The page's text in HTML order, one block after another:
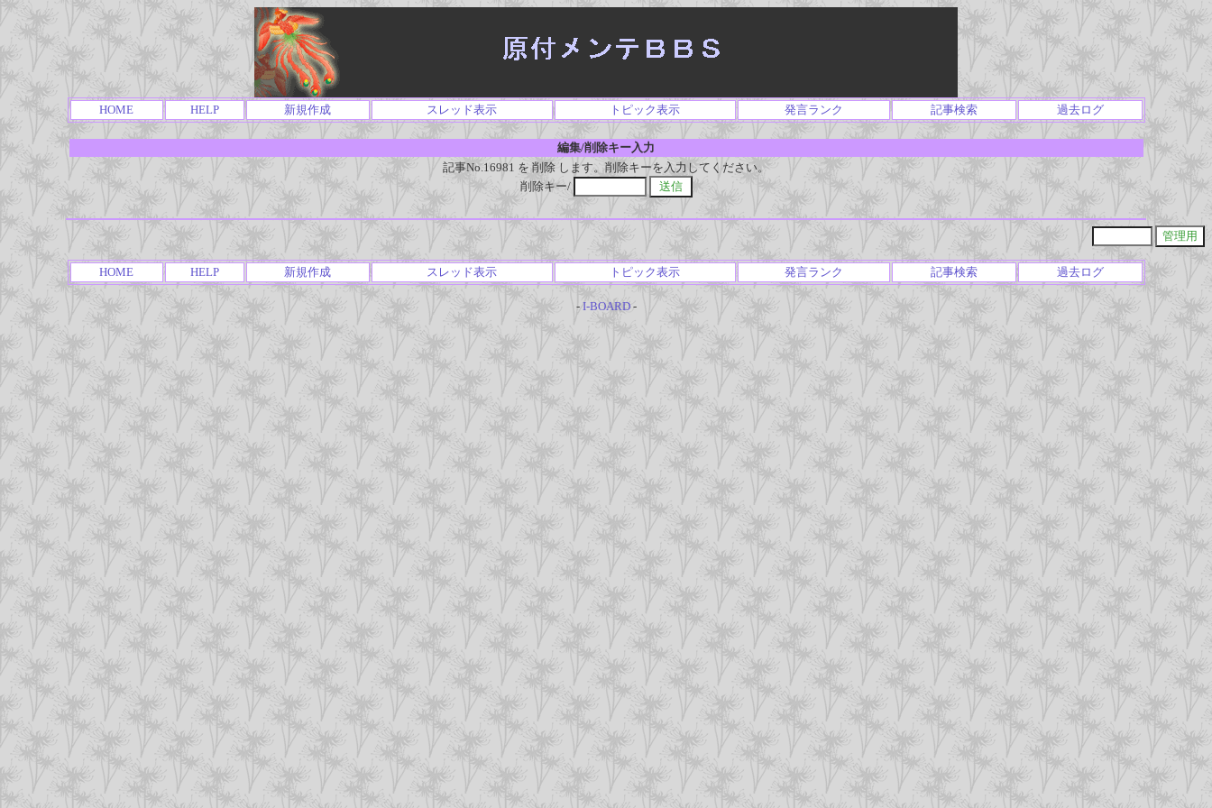
HOME HELP 新規作成 スレッド表示 トピック表示 発言ランク 記事検索 過去ログ
編集/削除キー入力
記事No.16981 を 削除 します。削除キーを入力してください。
削除キー/
HOME HELP 新規作成 スレッド表示 トピック表示 発言ランク 記事検索 過去ログ
- I-BOARD-